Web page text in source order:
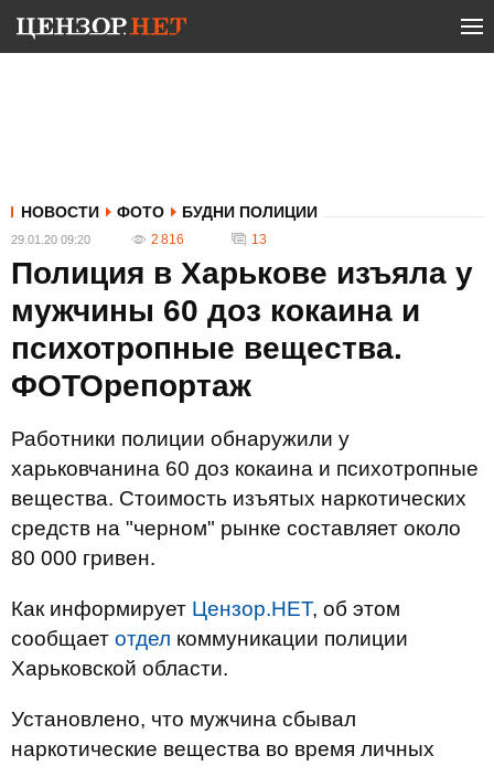
НОВОСТИ ФОТО БУДНИ ПОЛИЦИИ
29.01.20 09:20 2 816 13
Полиция в Харькове изъяла у
мужчины 60 доз кокаина и
психотропные вещества.
ФОТОрепортаж
Работники полиции обнаружили у
харьковчанина 60 доз кокаина и психотропные
вещества. Стоимость изъятых наркотических
средств на "черном" рынке составляет около
80 000 гривен.
Как информирует Цензор.НЕТ, об этом
сообщает отдел коммуникации полиции
Харьковской области.
Установлено, что мужчина сбывал
наркотические вещества во время личных